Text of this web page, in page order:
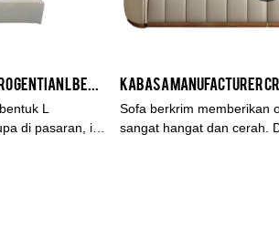
L
di pasaran, ia
Sofa berkrim memberikan
sangat hangat dan cerah.